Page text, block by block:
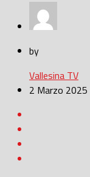
by
Vallesina TV
2 Marzo 2025